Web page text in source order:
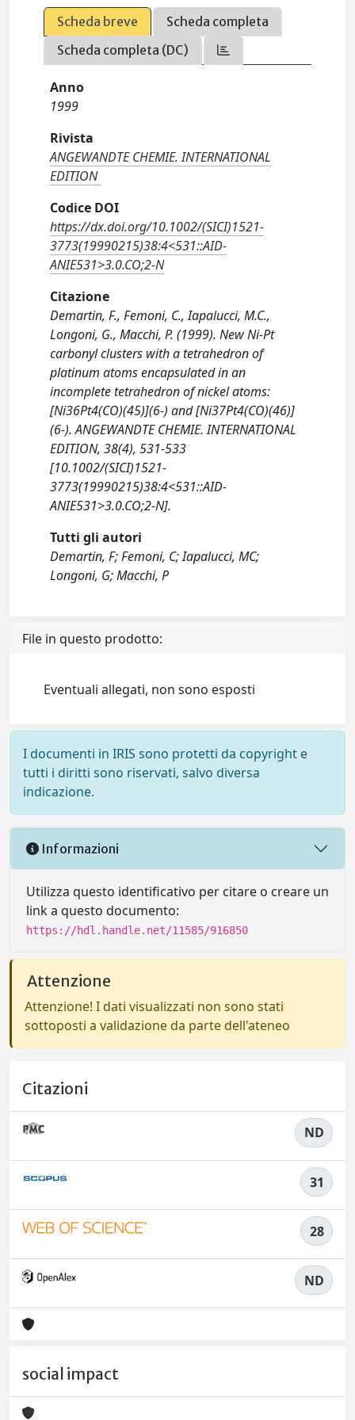
Scheda breve
Scheda completa
Scheda completa (DC)
Anno
1999
Rivista
ANGEWANDTE CHEMIE. INTERNATIONAL
EDITION
Codice DOI
https://dx.doi.org/10.1002/(SICI)1521-
3773(19990215)38:4<531::AID-
ANIE531>3.0.CO;2-N
Citazione
Demartin, F., Femoni, C., Iapalucci, M.C.,
Longoni, G., Macchi, P. (1999). New Ni-Pt
carbonyl clusters with a tetrahedron of
platinum atoms encapsulated in an
incomplete tetrahedron of nickel atoms:
[Ni36Pt4(CO)(45)](6-) and [Ni37Pt4(CO)(46)]
(6-). ANGEWANDTE CHEMIE. INTERNATIONAL
EDITION, 38(4), 531-533
[10.1002/(SICI)1521-
3773(19990215)38:4<531::AID-
ANIE531>3.0.CO;2-N].
Tutti gli autori
Demartin, F; Femoni, C; Iapalucci, MC;
Longoni, G; Macchi, P
File in questo prodotto:
Eventuali allegati, non sono esposti
I documenti in IRIS sono protetti da copyright e
tutti i diritti sono riservati, salvo diversa
indicazione.
Informazioni
Utilizza questo identificativo per citare o creare un
link a questo documento:
https://hdl.handle.net/11585/916850
Attenzione
Attenzione! I dati visualizzati non sono stati
sottoposti a validazione da parte dell'ateneo
Citazioni
ND
31
28
ND
social impact